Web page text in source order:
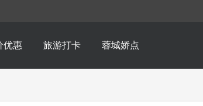
优惠 旅游打卡 蓉城娇点